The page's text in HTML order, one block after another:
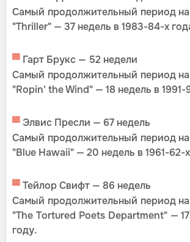
Самый продолжительный период
"Thriller" — 37 недель в 1983-84-х
▀ Гарт Брукс — 52 недели
Самый продолжительный период
"Ropin' the Wind" — 18 недель в 1991-
▀Элвис Пресли — 67 недель
Самый продолжительный период
"Blue Hawaii" — 20 недель в 1961-62-
▀Тейлор Свифт — 86 недель
Самый продолжительный период
"The Tortured Poets Department" —
году.